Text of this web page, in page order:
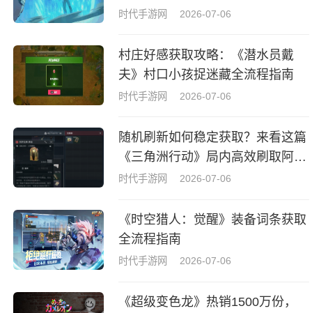
议
时代手游网 2026-07-06
村庄好感获取攻略：《潜水员戴
夫》村口小孩捉迷藏全流程指南
时代手游网 2026-07-06
随机刷新如何稳定获取？来看这篇
《三角洲行动》局内高效刷取阿萨
拉牌盒指南
时代手游网 2026-07-06
《时空猎人：觉醒》装备词条获取
全流程指南
时代手游网 2026-07-06
《超级变色龙》热销1500万份，